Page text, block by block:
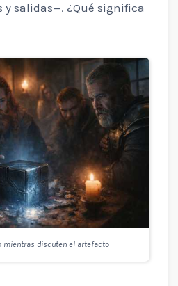
salidas—. ¿Qué significa
mientras discuten el artefacto